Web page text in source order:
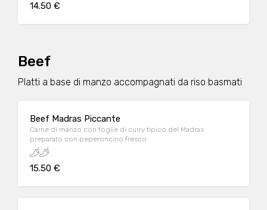
14.50 €
Beef
PIatti a base di manzo accompagnati da riso basmati
Beef Madras Piccante
Carne di manzo con foglie di curry tipico del Madras
preparato con peperoncino fresco
15.50 €